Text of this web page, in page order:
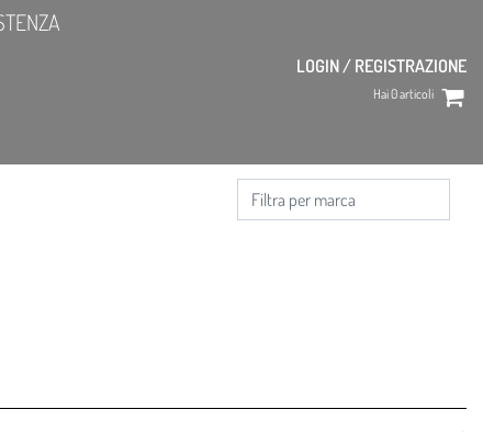
LOGIN / REGISTRAZIONE
Hai0articoli